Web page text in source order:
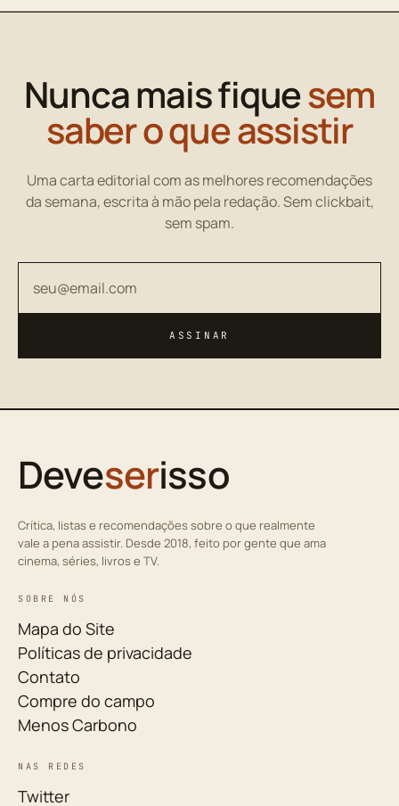
Nunca mais fiquesem
saber o que assistir
Uma carta editorial com as melhores recomendações
da semana, escrita à mão pela redação. Sem clickbait,
sem spam.
ASSINAR
Deveserisso
Crítica, listas e recomendações sobre o que realmente
vale a pena assistir. Desde 2018, feito por gente que ama
cinema, séries, livros e TV.
SOBRE NÓS
Mapa do Site
Políticas de privacidade
Contato
Compre do campo
Menos Carbono
NAS REDES
Twitter